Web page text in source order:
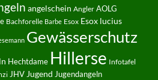
angelschein Angler AOLG
Bachforelle Barbe Esox Esox lucius
Gewässerschutz
Hechtdame Hillerse Infotafel
JHVJugend Jugendangeln